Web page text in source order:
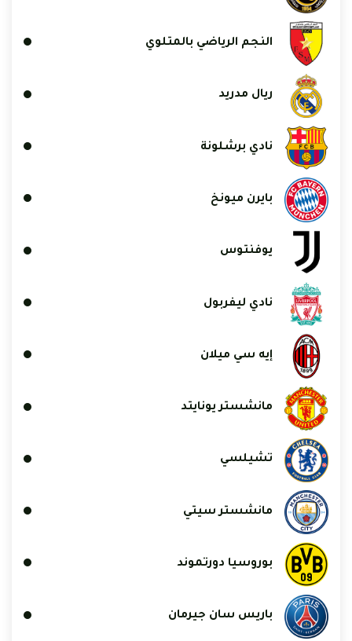
النجم الرياضي بالمتلوي
ريال مدريد
نادي برشلونة
بايرن ميونخ
يوفنتوس
نادي ليفربول
إيه سي ميلان
مانشستر يونايتد
تشيلسي
مانشستر سيتي
بوروسيا دورتموند
باريس سان جيرمان